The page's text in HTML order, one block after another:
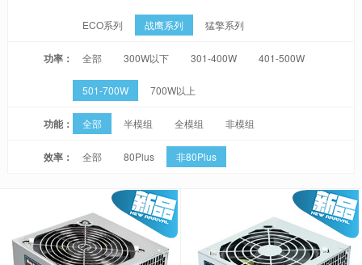
ECO系列 战鹰系列 猛擎系列
功率： 全部 300W以下 301-400W 401-500W
501-700W 700W以上
功能： 全部 半模组 全模组 非模组
效率： 全部 80Plus 非80Plus